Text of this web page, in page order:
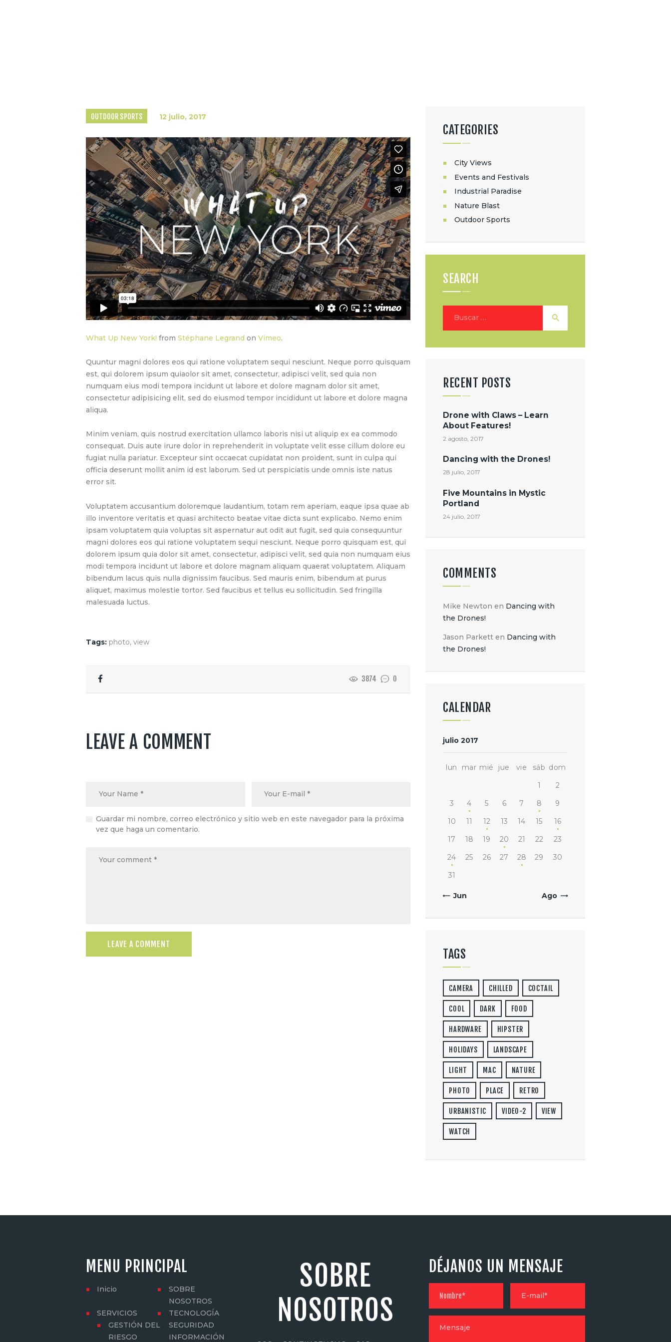
OUTDOOR SPORTS 12 julio, 2017
What Up New York! from Stéphane Legrand on Vimeo.
Quuntur magni dolores eos qui ratione voluptatem sequi nesciunt. Neque porro quisquam
est, qui dolorem ipsum quiaolor sit amet, consectetur, adipisci velit, sed quia non
numquam eius modi tempora incidunt ut labore et dolore magnam dolor sit amet,
consectetur adipisicing elit, sed do eiusmod tempor incididunt ut labore et dolore magna
aliqua.
Minim veniam, quis nostrud exercitation ullamco laboris nisi ut aliquip ex ea commodo
consequat. Duis aute irure dolor in reprehenderit in voluptate velit esse cillum dolore eu
fugiat nulla pariatur. Excepteur sint occaecat cupidatat non proident, sunt in culpa qui
officia deserunt mollit anim id est laborum. Sed ut perspiciatis unde omnis iste natus
error sit.
Voluptatem accusantium doloremque laudantium, totam rem aperiam, eaque ipsa quae ab
illo inventore veritatis et quasi architecto beatae vitae dicta sunt explicabo. Nemo enim
ipsam voluptatem quia voluptas sit aspernatur aut odit aut fugit, sed quia consequuntur
magni dolores eos qui ratione voluptatem sequi nesciunt. Neque porro quisquam est, qui
dolorem ipsum quia dolor sit amet, consectetur, adipisci velit, sed quia non numquam eius
modi tempora incidunt ut labore et dolore magnam aliquam quaerat voluptatem. Aliquam
bibendum lacus quis nulla dignissim faucibus. Sed mauris enim, bibendum at purus
aliquet, maximus molestie tortor. Sed faucibus et tellus eu sollicitudin. Sed fringilla
malesuada luctus.
Tags: photo, view
3874 0
LEAVE A COMMENT
Guardar mi nombre, correo electrónico y sitio web en este navegador para la próxima
vez que haga un comentario.
CATEGORIES
City Views
Events and Festivals
Industrial Paradise
Nature Blast
Outdoor Sports
SEARCH
RECENT POSTS
Drone with Claws – Learn
About Features!
2 agosto, 2017
Dancing with the Drones!
28 julio, 2017
Five Mountains in Mystic
Portland
24 julio, 2017
COMMENTS
Mike Newton en Dancing with
the Drones!
Jason Parkett en Dancing with
the Drones!
CALENDAR
julio 2017
lun mar mié jue vie sáb dom
1
2
3
4 5 6 7 8
9
10
11 12 13 14 15
16
17
18 19 20 21 22
23
24
25 26 27 28 29
30
31
« Jun Ago »
TAGS
CAMERA CHILLED COCTAIL
COOL DARK FOOD
HARDWARE HIPSTER
HOLIDAYS LANDSCAPE
LIGHT MAC NATURE
PHOTO PLACE RETRO
URBANISTIC VIDEO-2 VIEW
WATCH
MENU PRINCIPAL
Inicio
SOBRE
NOSOTROS
SERVICIOS
GESTIÓN DEL
RIESGO
TECNOLOGÍA
SEGURIDAD
INFORMACIÓN
SOBRE
NOSOTROS
DÉJANOS UN MENSAJE